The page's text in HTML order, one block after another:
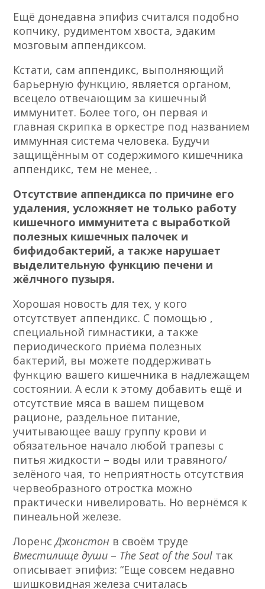
Ещё донедавна эпифиз считался подобно
копчику, рудиментом хвоста, эдаким
мозговым аппендиксом.
Кстати, сам аппендикс, выполняющий
барьерную функцию, является органом,
всецело отвечающим за кишечный
иммунитет. Более того, он первая и
главная скрипка в оркестре под названием
иммунная система человека. Будучи
защищённым от содержимого кишечника
аппендикс, тем не менее, .
Отсутствие аппендикса по причине его
удаления, усложняет не только работу
кишечного иммунитета с выработкой
полезных кишечных палочек и
бифидобактерий, а также нарушает
выделительную функцию печени и
жёлчного пузыря.
Хорошая новость для тех, у кого
отсутствует аппендикс. С помощью ,
специальной гимнастики, а также
периодического приёма полезных
бактерий, вы можете поддерживать
функцию вашего кишечника в надлежащем
состоянии. А если к этому добавить ещё и
отсутствие мяса в вашем пищевом
рационе, раздельное питание,
учитывающее вашу группу крови и
обязательное начало любой трапезы с
питья жидкости – воды или травяного/
зелёного чая, то неприятность отсутствия
червеобразного отростка можно
практически нивелировать. Но вернёмся к
пинеальной железе.
ЛоренсДжонстон в своём труде
Вместилище души – The Seat of the Soul так
описывает эпифиз: “Еще совсем недавно
шишковидная железа считалась